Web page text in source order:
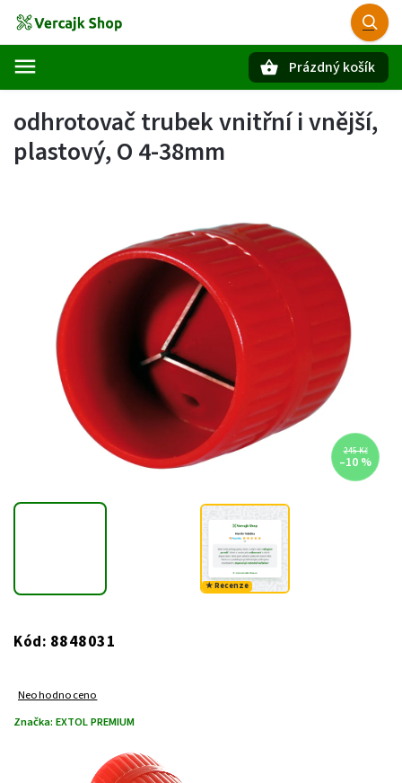
Prázdný košík
odhrotovač trubek vnitřní i vnější,
plastový, O 4-38mm
245 Kč
–10 %
★ Recenze
Kód: 8848031
Neohodnoceno
Značka: EXTOL PREMIUM